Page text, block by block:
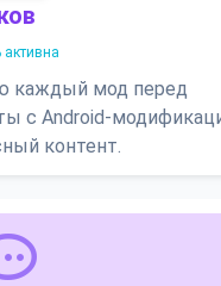
каждый мод перед
с Android-
контент.